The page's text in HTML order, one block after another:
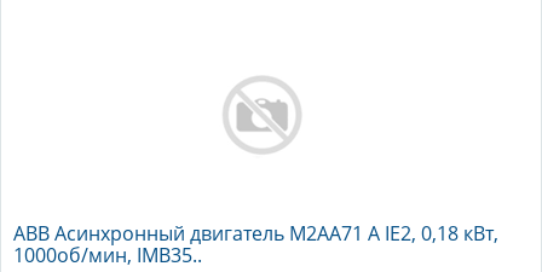
ABB Асинхронный двигатель M2AA71 A IE2, 0,18 кВт,
1000об/мин, IMB35..